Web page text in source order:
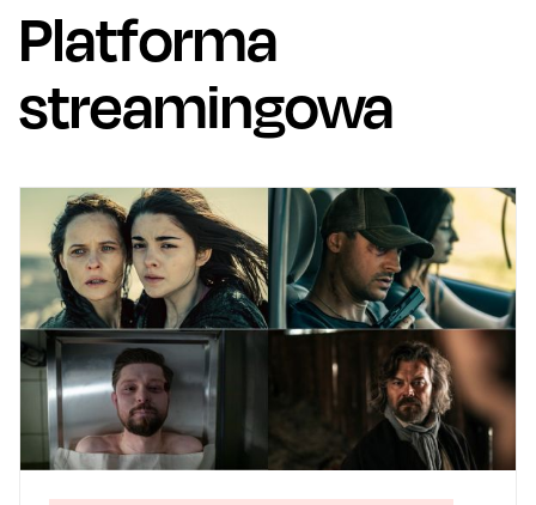
Platforma
streamingowa